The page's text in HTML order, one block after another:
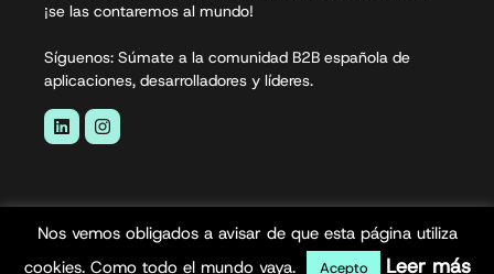
¡se las contaremos al mundo!
Síguenos: Súmate a la comunidad B2B española de
aplicaciones, desarrolladores y líderes.
Nos vemos obligados a avisar de que esta página utiliza
cookies. Como todo el mundo vaya.
Acepto Leer más